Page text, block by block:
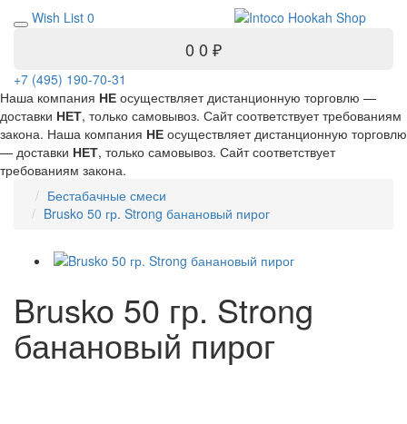
Wish List 0
0 0 ₽
+7 (495) 190-70-31
Наша компания НЕ осуществляет дистанционную торговлю —
доставки НЕТ, только самовывоз. Сайт соответствует требованиям
закона. Наша компания НЕ осуществляет дистанционную торговлю
— доставки НЕТ, только самовывоз. Сайт соответствует
требованиям закона.
Бестабачные смеси
Brusko 50 гр. Strong банановый пирог
Brusko 50 гр. Strong
банановый пирог